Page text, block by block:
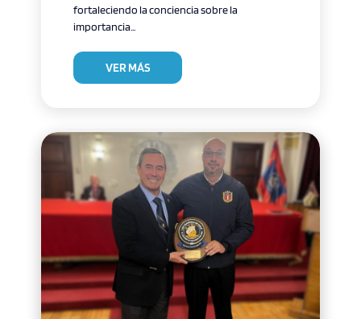
fortaleciendo la conciencia sobre la
importancia...
VER MÁS